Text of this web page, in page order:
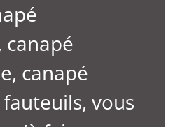
canapé
, canapé
fauteuils, vous